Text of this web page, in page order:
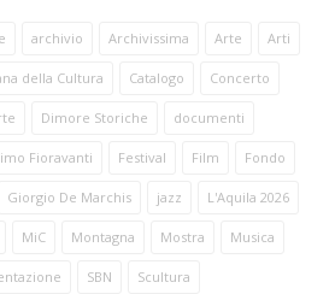
archivio Archivissima Arte Arti
della Cultura Catalogo Concerto
Dimore Storiche documenti
Fioravanti Festival Film Fondo
Giorgio De Marchis jazz L'Aquila 2026
MiC Montagna Mostra Musica
SBN Scultura